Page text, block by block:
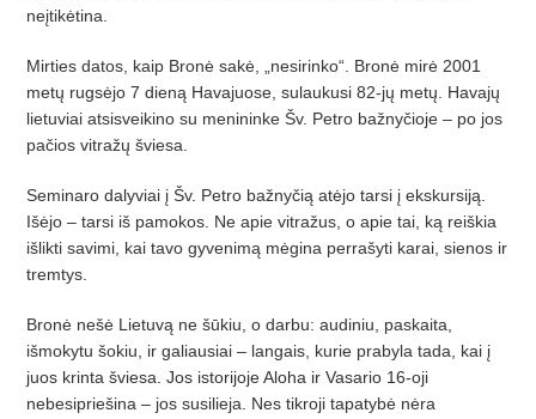
neįtikėtina.
Mirties datos, kaip Bronė sakė, „nesirinko“. Bronė mirė 2001
metų rugsėjo 7 dieną Havajuose, sulaukusi 82-jų metų. Havajų
lietuviai atsisveikino su menininke Šv. Petro bažnyčioje – po jos
pačios vitražų šviesa.
Seminaro dalyviai į Šv. Petro bažnyčią atėjo tarsi į ekskursiją.
Išėjo – tarsi iš pamokos. Ne apie vitražus, o apie tai, ką reiškia
išlikti savimi, kai tavo gyvenimą mėgina perrašyti karai, sienos ir
tremtys.
Bronė nešė Lietuvą ne šūkiu, o darbu: audiniu, paskaita,
išmokytu šokiu, ir galiausiai – langais, kurie prabyla tada, kai į
juos krinta šviesa. Jos istorijoje Aloha ir Vasario 16-oji
nebesipriešina – jos susilieja. Nes tikroji tapatybė nėra